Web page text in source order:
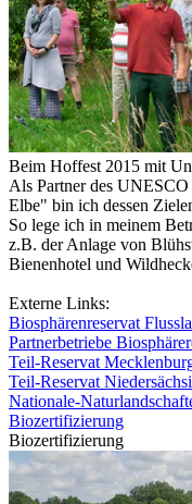
Beim Hoffest 2015 mit
Als Partner des
Elbe" bin ich dessen
So lege ich in meinem
z.B. der Anlage von
Bienenhotel und
Externe Links:
Biosphärenreservat
Partnerbetriebe
Teil-Reservat
Teil-Reservat
Nationale-
Biozertifizierung
Biozertifizierung